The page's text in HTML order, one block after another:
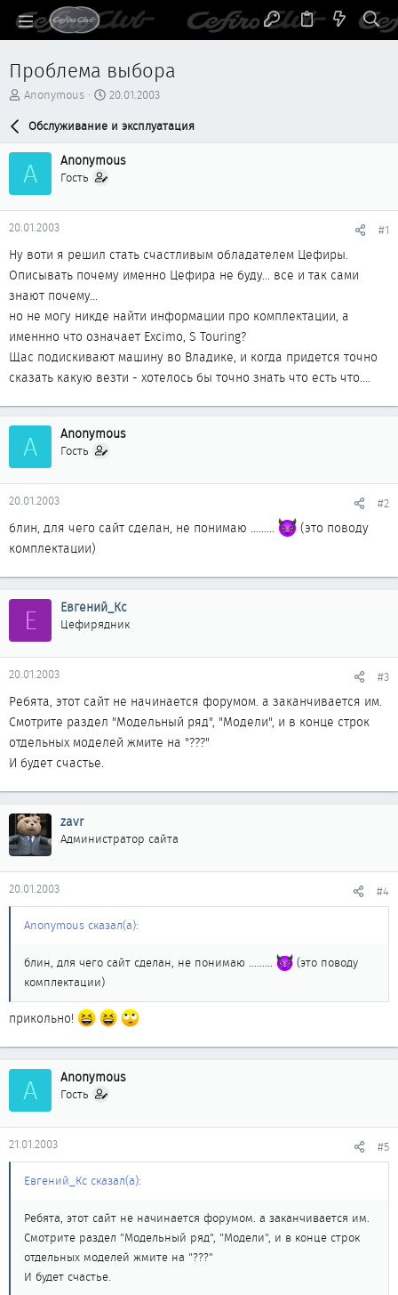
Проблема выбора
А
р
т
м
ы
Anonymous
Д
т
н
а
20.01.2003
Обслуживание и эксплуатация
A Anonymous
Гость
20.01.2003 #1
Ну воти я решил стать счастливым обладателем Цефиры.
Описывать почему именно Цефира не буду... все и так сами
знают почему...
но не могу никде найти информации про комплектации, а
именнно что означает Excimo, S Touring?
Щас подискивают машину во Владике, и когда придется точно
сказать какую везти - хотелось бы точно знать что есть что....
A Anonymous
Гость
20.01.2003 #2
блин, для чего сайт сделан, не понимаю .........
(это поводу
комплектации)
Е Евгений_Кс
Цефирядник
20.01.2003 #3
Ребята, этот сайт не начинается форумом. а заканчивается им.
Смотрите раздел "Модельный ряд", "Модели", и в конце строк
отдельных моделей жмите на "???"
И будет счастье.
zavr
Администратор сайта
20.01.2003 #4
Anonymous сказал(а):
блин, для чего сайт сделан, не понимаю .........
(это поводу
комплектации)
прикольно!
A Anonymous
Гость
21.01.2003 #5
Евгений_Кс сказал(а):
Ребята, этот сайт не начинается форумом. а заканчивается им.
Смотрите раздел "Модельный ряд", "Модели", и в конце строк
отдельных моделей жмите на "???"
И будет счастье.